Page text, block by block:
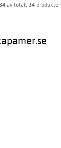
av totalt 34 produkter